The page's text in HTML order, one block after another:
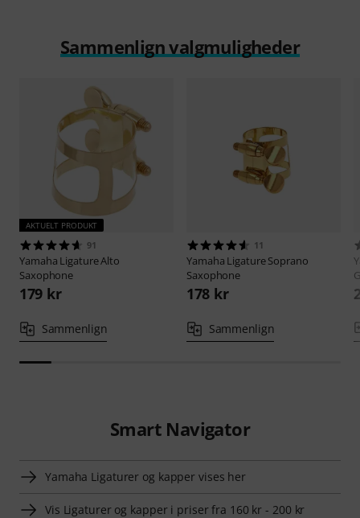
Sammenlign valgmuligheder
AKTUELT PRODUKT
91
Yamaha Ligature Alto
Saxophone
179 kr
Sammenlign
11
Yamaha Ligature Soprano
Saxophone
178 kr
Sammenlign
Smart Navigator
Yamaha Ligaturer og kapper vises her
Vis Ligaturer og kapper i priser fra 160 kr - 200 kr